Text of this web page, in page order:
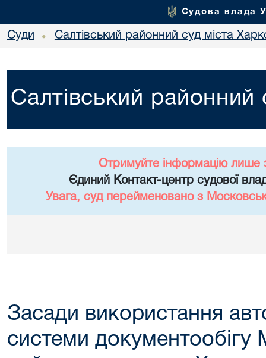
Судова влада
Суди • Салтівський районний суд міста
Салтівський районний
Отримуйте інформацію лише
Єдиний Контакт-центр судової
Увага, суд перейменовано з
Засади використання
системи документообігу